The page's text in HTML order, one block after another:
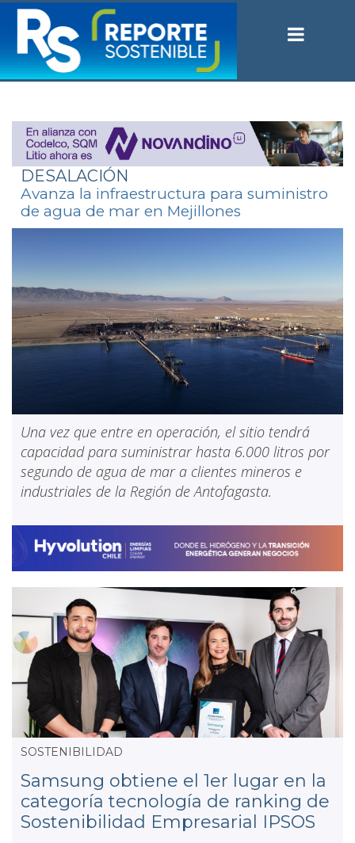
DESALACIÓN
Avanza la infraestructura para suministro
de agua de mar en Mejillones
Una vez que entre en operación, el sitio tendrá
capacidad para suministrar hasta 6.000 litros por
segundo de agua de mar a clientes mineros e
industriales de la Región de Antofagasta.
SOSTENIBILIDAD
Samsung obtiene el 1er lugar en la
categoría tecnología de ranking de
Sostenibilidad Empresarial IPSOS